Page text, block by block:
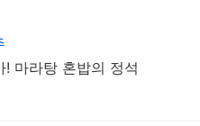
마라탕 혼밥의 정석